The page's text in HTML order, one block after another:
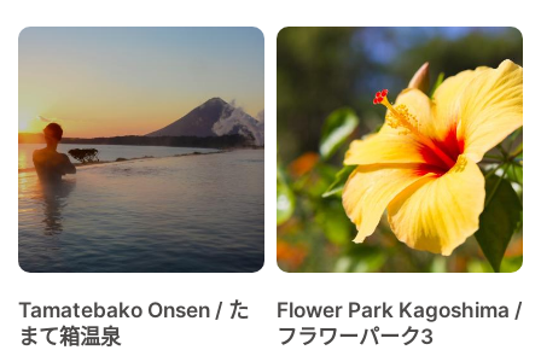
Tamatebako Onsen / た
まて箱温泉
Flower Park Kagoshima /
フラワーパーク3